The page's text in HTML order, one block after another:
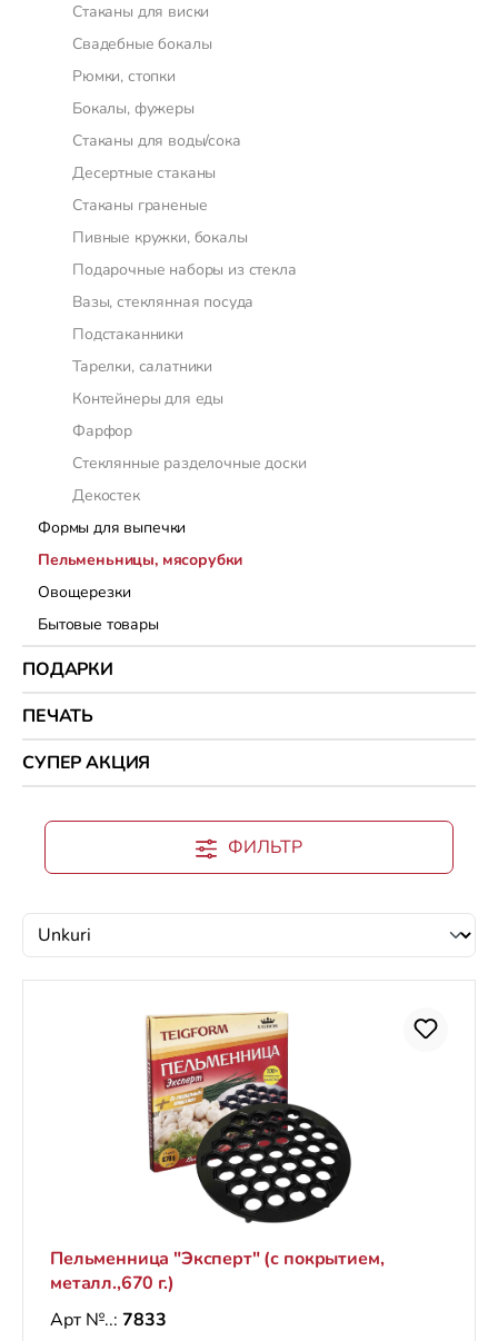
Стаканы для виски
Свадебные бокалы
Рюмки, стопки
Бокалы, фужеры
Стаканы для воды/сока
Десертные стаканы
Стаканы граненые
Пивные кружки, бокалы
Подарочные наборы из стекла
Вазы, стеклянная посуда
Подстаканники
Тарелки, салатники
Контейнеры для еды
Фарфор
Стеклянные разделочные доски
Декостек
Формы для выпечки
Пельменьницы, мясорубки
Овощерезки
Бытовые товары
ПОДАРКИ
ПЕЧАТЬ
СУПЕР АКЦИЯ
ФИЛЬТР
Пельменница "Эксперт" (с покрытием,
металл.,670 г.)
Арт №..: 7833